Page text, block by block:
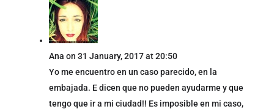
Ana on 31 January, 2017 at 20:50
Yo me encuentro en un caso parecido, en la
embajada. E dicen que no pueden ayudarme y que
tengo que ir a mi ciudad!! Es imposible en mi caso,